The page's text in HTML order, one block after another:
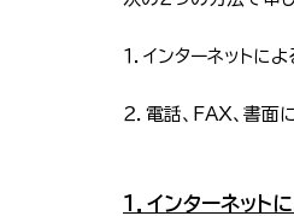
１．インターネットに
２．電話、FAX、書面
１．インターネット